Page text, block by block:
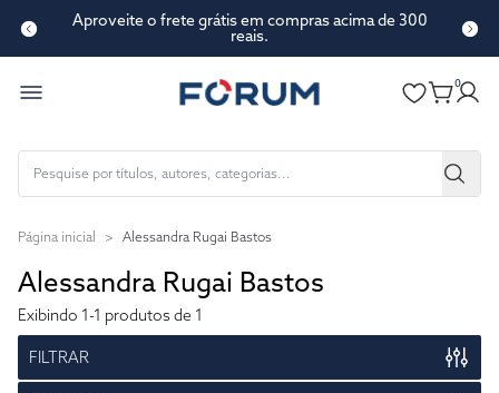
Aproveite o frete grátis em compras acima de 300
reais.
0
Página inicial > Alessandra Rugai Bastos
Alessandra Rugai Bastos
Exibindo 1-1 produtos de 1
FILTRAR